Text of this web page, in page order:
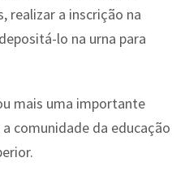
realizar a inscrição na
lo na urna para
mais uma importante
comunidade da educação